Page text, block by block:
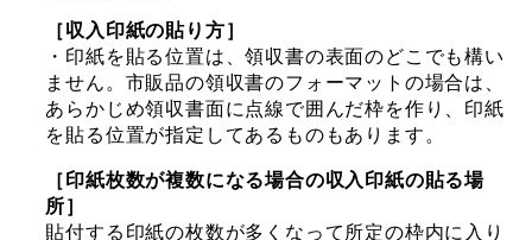
［収入印紙の貼り方］
・印紙を貼る位置は、領収書の表面のどこでも構い
ません。市販品の領収書のフォーマットの場合は、
あらかじめ領収書面に点線で囲んだ枠を作り、印紙
を貼る位置が指定してあるものもあります。
［印紙枚数が複数になる場合の収入印紙の貼る場
所］
貼付する印紙の枚数が多くなって所定の枠内に入り